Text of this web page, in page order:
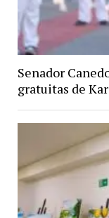
Senador
gratuitas de